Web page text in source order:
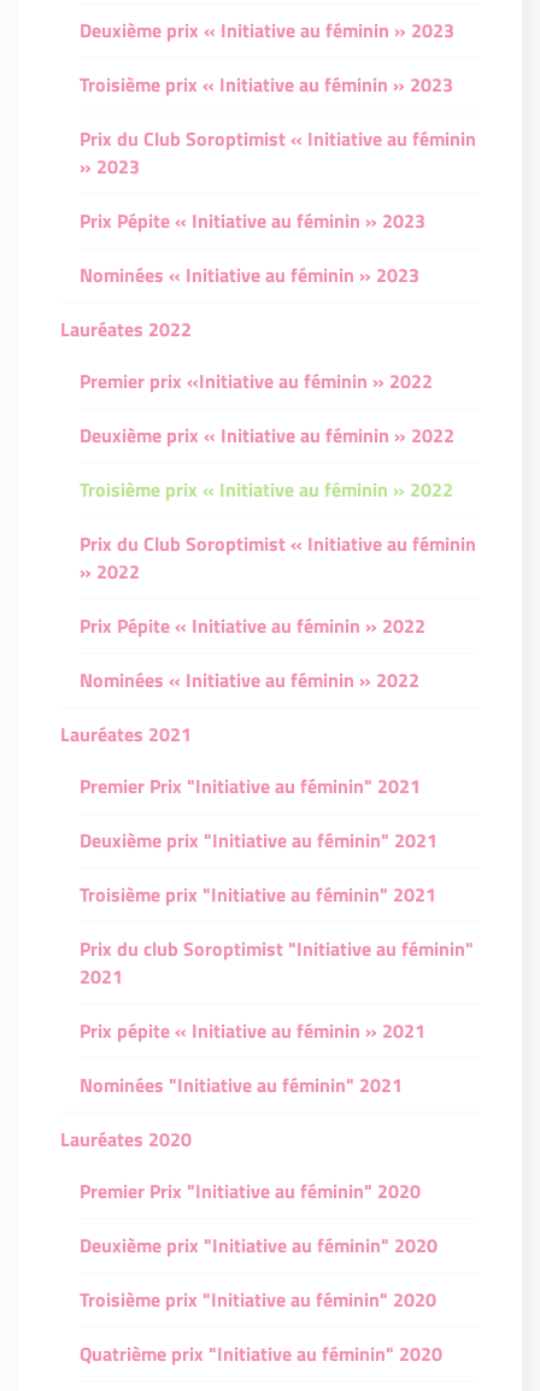
Deuxième prix « Initiative au féminin » 2023
Troisième prix « Initiative au féminin » 2023
Prix du Club Soroptimist « Initiative au féminin
» 2023
Prix Pépite « Initiative au féminin » 2023
Nominées « Initiative au féminin » 2023
Lauréates 2022
Premier prix «Initiative au féminin » 2022
Deuxième prix « Initiative au féminin » 2022
Troisième prix « Initiative au féminin » 2022
Prix du Club Soroptimist « Initiative au féminin
» 2022
Prix Pépite « Initiative au féminin » 2022
Nominées « Initiative au féminin » 2022
Lauréates 2021
Premier Prix "Initiative au féminin" 2021
Deuxième prix "Initiative au féminin" 2021
Troisième prix "Initiative au féminin" 2021
Prix du club Soroptimist "Initiative au féminin"
2021
Prix pépite « Initiative au féminin » 2021
Nominées "Initiative au féminin" 2021
Lauréates 2020
Premier Prix "Initiative au féminin" 2020
Deuxième prix "Initiative au féminin" 2020
Troisième prix "Initiative au féminin" 2020
Quatrième prix "Initiative au féminin" 2020